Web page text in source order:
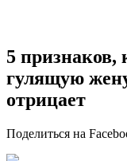
5
гулящую
отрицает
Поделиться на